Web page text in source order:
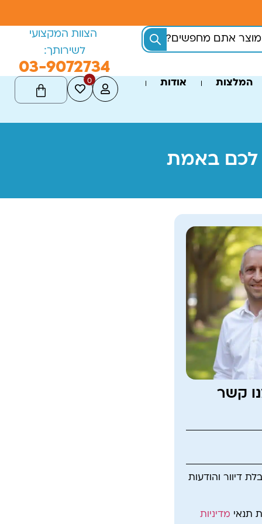
הצוות המקצועי
לשירותך:
03-9072734
המלצות אודות 0
לכם באמת
קשר
דיוור והודעות
תנאי מדיניות